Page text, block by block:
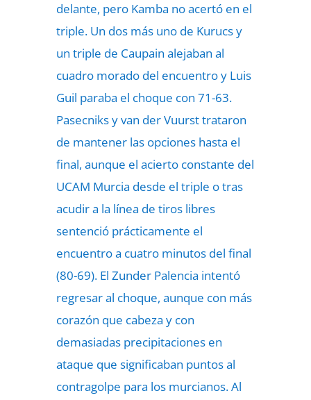
delante, pero Kamba no acertó en el
triple. Un dos más uno de Kurucs y
un triple de Caupain alejaban al
cuadro morado del encuentro y Luis
Guil paraba el choque con 71-63.
Pasecniks y van der Vuurst trataron
de mantener las opciones hasta el
final, aunque el acierto constante del
UCAM Murcia desde el triple o tras
acudir a la línea de tiros libres
sentenció prácticamente el
encuentro a cuatro minutos del final
(80-69). El Zunder Palencia intentó
regresar al choque, aunque con más
corazón que cabeza y con
demasiadas precipitaciones en
ataque que significaban puntos al
contragolpe para los murcianos. Al